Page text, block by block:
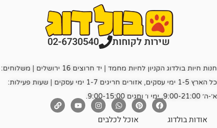
לקוחות 02-6730540
חנות חיות בולדוג הקניון לחיות מחמד | יד חרוצים 16 ירושלים | משלוחים:
כל הארץ 1-5 ימי עסקים, אזורים חריגים 1-7 ימי עסקים | שעות פעילות:
אוכל לכלבים